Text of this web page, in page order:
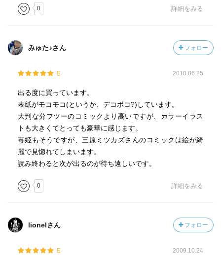
0 詳細をみる
みゅた♪さん フォロー
5 2010.06.25
出る度に買っています。
表紙がモコモコ(というか、デコボコ?)しています。
大判な分フツーのコミックより高いですが、カラーイラス
トも大きくてとっても豪華に感じます。
毒姫もそうですが、三原ミツカズさんのコミックは絵が綺
麗で見惚れてしまいます。
読み終わると次が出るのが待ち遠しいです。
0 詳細をみる
lionelさん フォロー
5 2009.10.24